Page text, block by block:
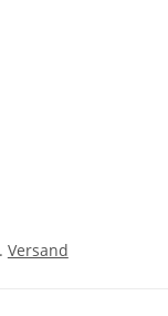
Versand